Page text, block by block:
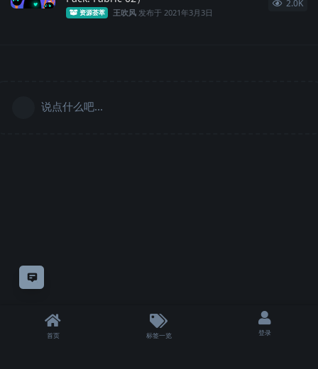
意见反馈
资源荟萃 王吹风 发布于2021年3月3日
2.0K
说点什么吧...
首页 标签一览 登录